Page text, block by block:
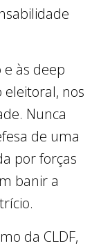
às deep
eleitoral, nos
Nunca
de uma
por forças
banir a
da CLDF,